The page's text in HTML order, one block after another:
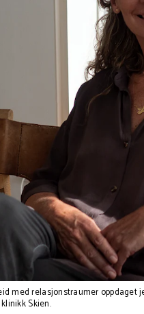
med relasjonstraumer
Skien.